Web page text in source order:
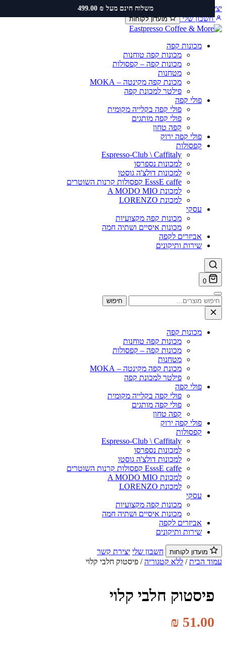
משלוח חינם מעל ₪ 499.00 קשר שירות ותיקונים תקנון משלוחים
חשבון שלי
מועדון לקוחות
מכונות קפה
מכונות קפה טוחנות
מכונות קפה – קפסולות
מטחנות
מכונת קפה מקינטה – MOKA
פילטר למכונת קפה
פולי קפה
פולי קפה בקלייה מקומית
פולי קפה מותגים
קפה טחון
פולי קפה ירוק
קפסולות
Espresso-Club \ Caffitaly
למכונות נספרסו
למכונות דולצ'ה גוסטו
EsssE caffe קפסולות קרנות השוטרים
למכונת A MODO MIO
למכונת LORENZO
עסקי
מכונות קפה מקצועיות
מכונות איסיים ושתיה חמה
אביזרים לקפה
שירות ותיקונים
0
חיפוש
מכונות קפה
מכונות קפה טוחנות
מכונות קפה – קפסולות
מטחנות
מכונת קפה מקינטה – MOKA
פילטר למכונת קפה
פולי קפה
פולי קפה בקלייה מקומית
פולי קפה מותגים
קפה טחון
פולי קפה ירוק
קפסולות
Espresso-Club \ Caffitaly
למכונות נספרסו
למכונות דולצ'ה גוסטו
EsssE caffe קפסולות קרנות השוטרים
למכונת A MODO MIO
למכונת LORENZO
עסקי
מכונות קפה מקצועיות
מכונות איסיים ושתיה חמה
אביזרים לקפה
שירות ותיקונים
חשבון שלי יצירת קשר
הבית/ללא קטגוריה/ פיסטוק חלבי קלוי
פיסטוק חלבי קלוי
₪51.00